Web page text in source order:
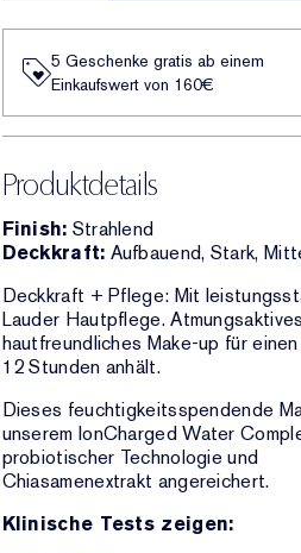
5 Geschenke gratis ab einem
Einkaufswert von 160€​
Produktdetails
Finish: Strahlend
Deckkraft: Aufbauend, Stark,
Deckkraft + Pflege: Mit
Lauder Hautpflege.
hautfreundliches Make-up für
12 Stunden anhält.
Dieses feuchtigkeitsspendende
unserem IonCharged Water
probiotischer Technologie und
Chiasamenextrakt angereichert.
Klinische Tests zeigen: